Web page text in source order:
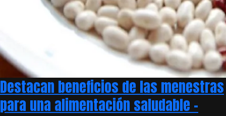
Destacan beneficios de las menestras
para una alimentación saludable –